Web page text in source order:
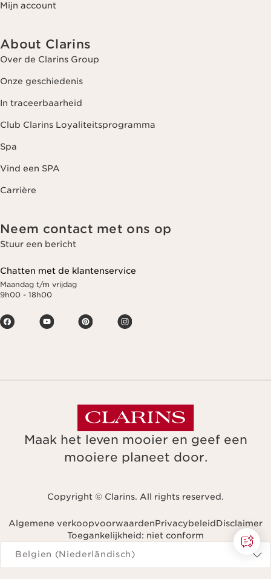
Mijn account
About Clarins
Over de Clarins Group
Onze geschiedenis
In traceerbaarheid
Club Clarins Loyaliteitsprogramma
Spa
Vind een SPA
Carrière
Neem contact met ons op
Stuur een bericht
Chatten met de klantenservice
Maandag t/m vrijdag
9h00 - 18h00
Maak het leven mooier en geef een
mooiere planeet door.
Copyright © Clarins. All rights reserved.
Algemene verkoopvoorwaardenPrivacybeleidDisclaimer
Toegankelijkheid: niet conform
Navigeren naar
Belgien (Niederländisch)